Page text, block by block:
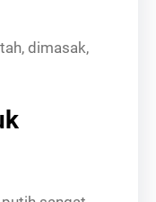
dimasak,